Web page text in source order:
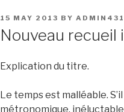
POSTED
15 MAY 2013 BY
Nouveau recueil
Explication du titre.
Le temps est malléable.
métronomique, inéluctable,